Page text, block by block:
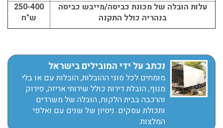
עלות הובלה של מכונת כביסה/מייבש כביסה
בנהריה כולל התקנה
250-400
ש"ח
נכתב על ידי המובילים בישראל
מומחים לכל סוגי ההובלות, הובלות עם או בלי
מנוף, הובלת דירות כולל שירותי אריזה, פירוק
והרכבה בבית הלקוח, הובלה של משרדים
ותכולת עסקים. ניסיון של שנים עם ואלפי
המלצות.